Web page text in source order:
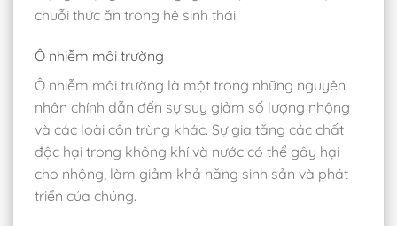
chuỗi thức ăn trong hệ sinh thái.
Ô nhiễm môi trường
Ô nhiễm môi trường là một trong những nguyên
nhân chính dẫn đến sự suy giảm số lượng nhộng
và các loài côn trùng khác. Sự gia tăng các chất
độc hại trong không khí và nước có thể gây hại
cho nhộng, làm giảm khả năng sinh sản và phát
triển của chúng.